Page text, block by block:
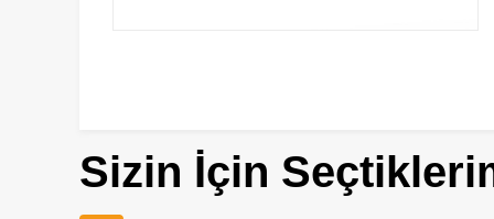
Sizin İçin